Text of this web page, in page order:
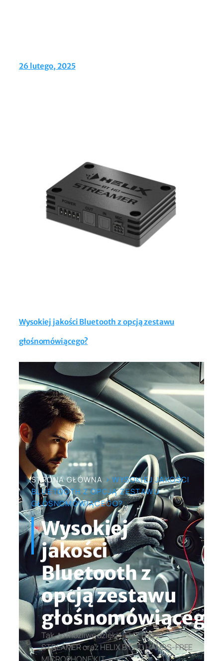
26 lutego, 2025
Wysokiej jakości Bluetooth z opcją zestawu
głośnomówiącego?
STRONA GŁÓWNA > WYSOKIEJ JAKOŚCI
BLUETOOTH Z OPCJĄ ZESTAWU
GŁOŚNOMÓWIĄCEGO?
Wysokiej
jakości
Bluetooth z
opcją zestawu
Tak, to możliwe dzięki HELIX BT HD
STREAMER oraz HELIX BT HD HANDS-FREE